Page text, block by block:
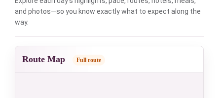
and photos—so you know exactly what to expect along the
way.
Route Map Full route